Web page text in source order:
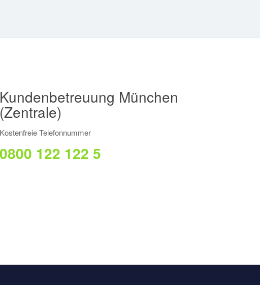
Kundenbetreuung München
(Zentrale)
Kostenfreie Telefonnummer
0800 122 122 5